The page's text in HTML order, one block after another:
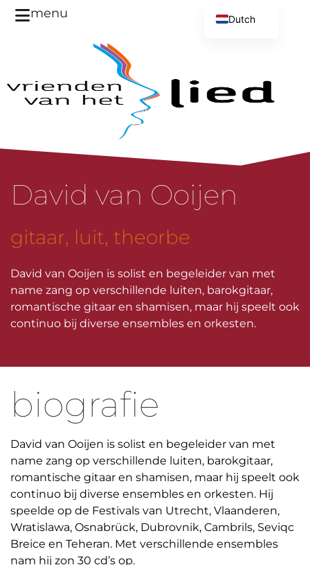
menu
David van Ooijen
gitaar, luit, theorbe
David van Ooijen is solist en begeleider van met
name zang op verschillende luiten, barokgitaar,
romantische gitaar en shamisen, maar hij speelt ook
continuo bij diverse ensembles en orkesten.
biografie
David van Ooijen is solist en begeleider van met
name zang op verschillende luiten, barokgitaar,
romantische gitaar en shamisen, maar hij speelt ook
continuo bij diverse ensembles en orkesten. Hij
speelde op de Festivals van Utrecht, Vlaanderen,
Wratislawa, Osnabrück, Dubrovnik, Cambrils, Seviqc
Breice en Teheran. Met verschillende ensembles
nam hij zon 30 cd’s op.
Dutch